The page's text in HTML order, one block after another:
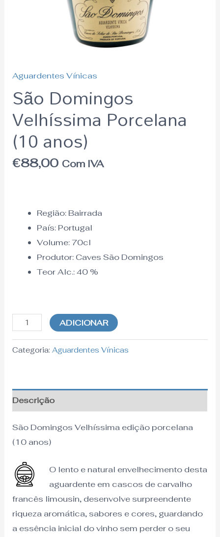
Aguardentes Vínicas
São Domingos
Velhíssima Porcelana
(10 anos)
€88,00 Com IVA
Região: Bairrada
País: Portugal
Volume: 70cl
Produtor:Caves São Domingos
Teor Alc.:40%
ADICIONAR
Categoria:Aguardentes Vínicas
Descrição
São Domingos Velhíssima edição porcelana
(10 anos)
O lento e natural envelhecimento desta
aguardente em cascos de carvalho
francês limousin, desenvolve surpreendente
riqueza aromática, sabores e cores, guardando
a essência inicial do vinho sem perder o seu